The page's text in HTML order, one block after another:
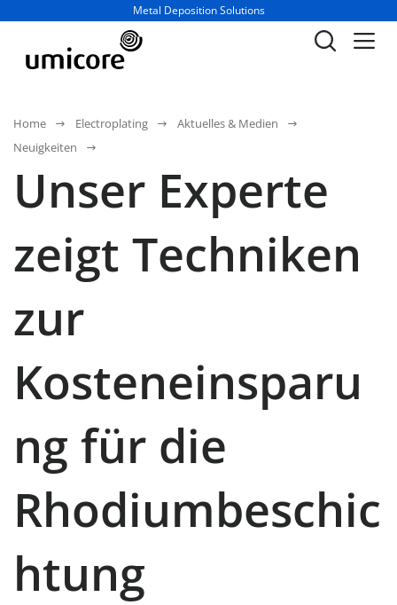
Geschäftsbereich / Abteilung:
Metal Deposition Solutions
Home Electroplating
Aktuelles & Medien
Neuigkeiten
Unser Experte
zeigt Techniken
zur
Kosteneinsparu
ng für die
Rhodiumbeschic
htung